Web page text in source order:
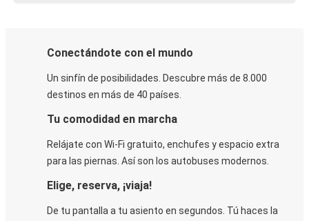
Conectándote con el mundo
Un sinfín de posibilidades. Descubre más de 8.000
destinos en más de 40 países.
Tu comodidad en marcha
Relájate con Wi-Fi gratuito, enchufes y espacio extra
para las piernas. Así son los autobuses modernos.
Elige, reserva, ¡viaja!
De tu pantalla a tu asiento en segundos. Tú haces la